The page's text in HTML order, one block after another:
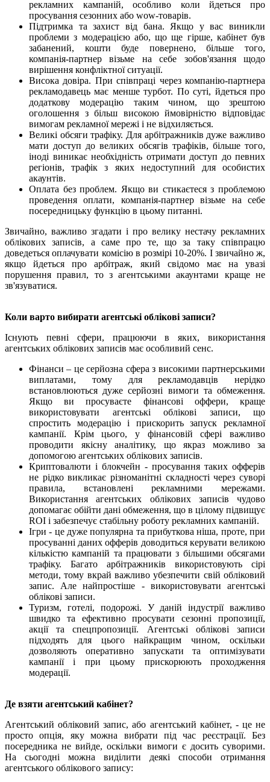
рекламних кампаній, особливо коли йдеться про
просування сезонних або wow-товарів.
Підтримка та захист від бана. Якщо у вас виникли
проблеми з модерацією або, що ще гірше, кабінет був
забанений, кошти буде повернено, більше того,
компанія-партнер візьме на себе зобов'язання щодо
вирішення конфліктної ситуації.
Висока довіра. При співпраці через компанію-партнера
рекламодавець має менше турбот. По суті, йдеться про
додаткову модерацію таким чином, що зрештою
оголошення з більш високою ймовірністю відповідає
вимогам рекламної мережі і не відхиляється.
Великі обсяги трафіку. Для арбітражників дуже важливо
мати доступ до великих обсягів трафіків, більше того,
іноді виникає необхідність отримати доступ до певних
регіонів, трафік з яких недоступний для особистих
акаунтів.
Оплата без проблем. Якщо ви стикаєтеся з проблемою
проведення оплати, компанія-партнер візьме на себе
посередницьку функцію в цьому питанні.
Звичайно, важливо згадати і про велику нестачу рекламних
облікових записів, а саме про те, що за таку співпрацю
доведеться оплачувати комісію в розмірі 10-20%. І звичайно ж,
якщо йдеться про арбітраж, який свідомо має на увазі
порушення правил, то з агентськими акаунтами краще не
зв'язуватися.
Коли варто вибирати агентські облікові записи?
Існують певні сфери, працюючи в яких, використання
агентських облікових записів має особливий сенс.
Фінанси – це серйозна сфера з високими партнерськими
виплатами, тому для рекламодавців нерідко
встановлюються дуже серйозні вимоги та обмеження.
Якщо ви просуваєте фінансові оффери, краще
використовувати агентські облікові записи, що
спростить модерацію і прискорить запуск рекламної
кампанії. Крім цього, у фінансовій сфері важливо
проводити якісну аналітику, що якраз можливо за
допомогою агентських облікових записів.
Криптовалюти і блокчейн - просування таких офферів
не рідко викликає різноманітні складності через суворі
правила, встановлені рекламними мережами.
Використання агентських облікових записів чудово
допомагає обійти дані обмеження, що в цілому підвищує
ROI і забезпечує стабільну роботу рекламних кампаній.
Ігри - це дуже популярна та прибуткова ніша, проте, при
просуванні даних офферів доводиться керувати великою
кількістю кампаній та працювати з більшими обсягами
трафіку. Багато арбітражників використовують сірі
методи, тому вкрай важливо убезпечити свій обліковий
запис. Але найпростіше - використовувати агентські
облікові записи.
Туризм, готелі, подорожі. У даній індустрії важливо
швидко та ефективно просувати сезонні пропозиції,
акції та спецпропозиції. Агентські облікові записи
підходять для цього найкращим чином, оскільки
дозволяють оперативно запускати та оптимізувати
кампанії і при цьому прискорюють проходження
модерації.
Де взяти агентський кабінет?
Агентський обліковий запис, або агентський кабінет, - це не
просто опція, яку можна вибрати під час реєстрації. Без
посередника не вийде, оскільки вимоги є досить суворими.
На сьогодні можна виділити деякі способи отримання
агентського облікового запису: